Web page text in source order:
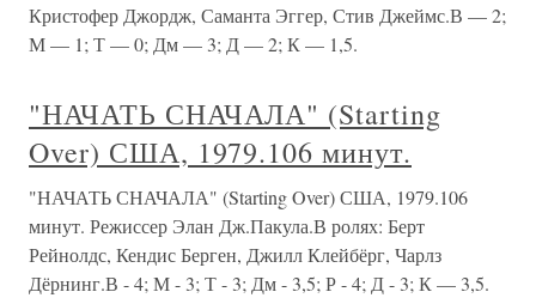
Кристофер Джордж, Саманта Эггер, Стив Джеймс.В — 2;
М — 1; Т — 0; Дм — 3; Д — 2; К — 1,5.
"НАЧАТЬ СНАЧАЛА" (Starting
Over) США, 1979.106 минут.
"НАЧАТЬ СНАЧАЛА" (Starting Over) США, 1979.106
минут. Режиссер Элан Дж.Пакула.В ролях: Берт
Рейнолдс, Кендис Берген, Джилл Клейбёрг, Чарлз
Дёрнинг.В - 4; М - 3; Т - 3; Дм - 3,5; Р - 4; Д - 3; К — 3,5.